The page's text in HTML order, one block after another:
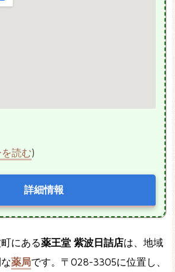
読む)
詳細情報
にある薬王堂 紫波日詰店は、地域
薬局です。〒028-3305に位置し、